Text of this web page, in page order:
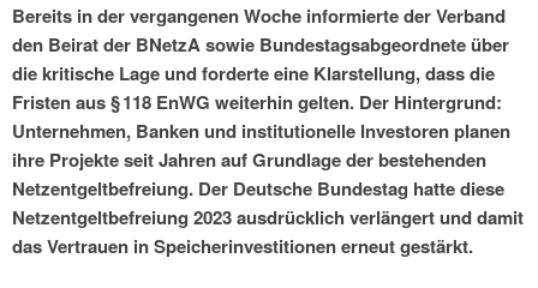
Bereits in der vergangenen Woche informierte der Verband
den Beirat der BNetzA sowie Bundestagsabgeordnete über
die kritische Lage und forderte eine Klarstellung, dass die
Fristen aus § 118 EnWG weiterhin gelten. Der Hintergrund:
Unternehmen, Banken und institutionelle Investoren planen
ihre Projekte seit Jahren auf Grundlage der bestehenden
Netzentgeltbefreiung. Der Deutsche Bundestag hatte diese
Netzentgeltbefreiung 2023 ausdrücklich verlängert und damit
das Vertrauen in Speicherinvestitionen erneut gestärkt.